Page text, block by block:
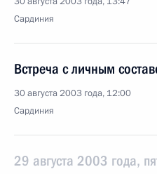
Сардиния
Встреча с личным
30 августа 2003 года, 12:00
Сардиния
29 августа 2003 года,